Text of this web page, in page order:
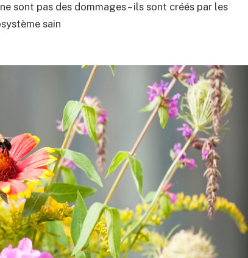
sont pas des dommages – ils sont créés par les
sain